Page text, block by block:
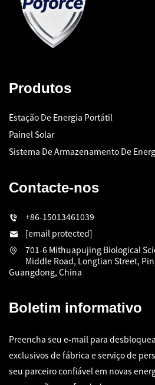
Produtos
Estação De Energia Portátil
Painel Solar
Sistema De Armazenamento De
Contacte-nos
+86-15013461039
[email protected]
701-6 Mithuapujing Biological
Middle Road, Longtian Street,
Guangdong, China
Boletim informativo
Preencha seu e-mail para
exclusivos de fábrica e serviço de
seu parceiro confiável em novas